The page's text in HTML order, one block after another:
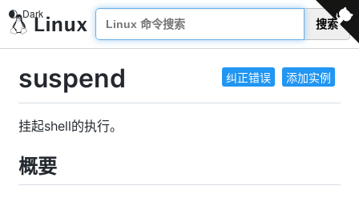
搜索
纠正错误 添加实例
suspend
挂起shell的执行。
概要